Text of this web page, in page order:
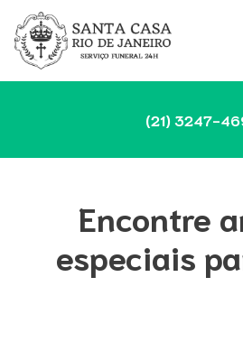
(21)3247-
Encontre
especiais